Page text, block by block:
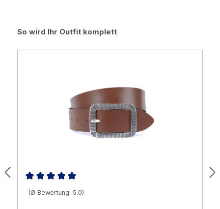
Produktgalerie überspringen
So wird Ihr Outfit komplett
Durchschnittliche Bewertung von 5 von 5 Sternen
(Ø Bewertung: 5.0)